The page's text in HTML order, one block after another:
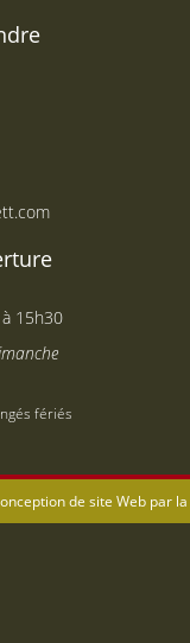
15h30
fériés
de site Web par la